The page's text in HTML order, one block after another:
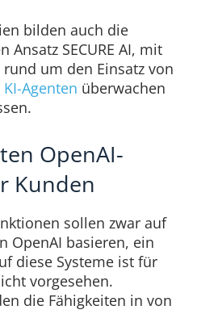
bilden auch die
Ansatz SECURE AI, mit
um den Einsatz von
KI-Agenten überwachen
OpenAI-
Kunden
sollen zwar auf
OpenAI basieren, ein
diese Systeme ist für
vorgesehen.
die Fähigkeiten in von